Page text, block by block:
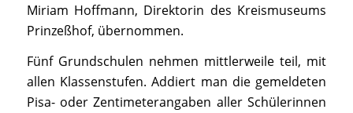
Miriam Hoffmann, Direktorin des Kreismuseums
Prinzeßhof, übernommen.
Fünf Grundschulen nehmen mittlerweile teil, mit
allen Klassenstufen. Addiert man die gemeldeten
Pisa- oder Zentimeterangaben aller Schülerinnen